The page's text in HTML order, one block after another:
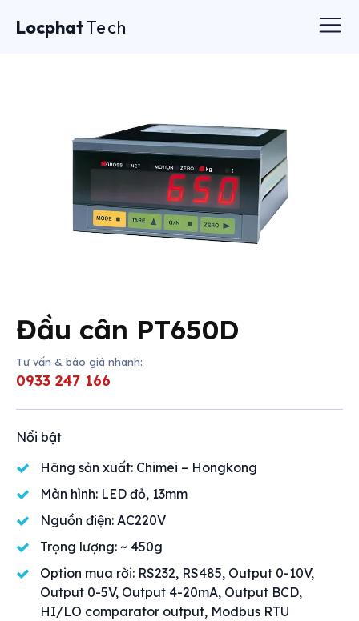
LocphatTech
Đầu cân PT650D
Tư vấn & báo giá nhanh:
0933 247 166
Nổi bật
Hãng sản xuất: Chimei – Hongkong
Màn hình: LED đỏ, 13mm
Nguồn điện: AC220V
Trọng lượng: ~ 450g
Option mua rời: RS232, RS485, Output 0-10V,
Output 0-5V, Output 4-20mA, Output BCD,
HI/LO comparator output, Modbus RTU